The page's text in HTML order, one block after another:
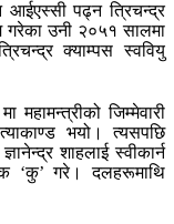
आईएस्सी पढ्न त्रिचन्द्र
गरेका उनी २०५१ सालमा
क्याम्पस स्ववियु
जिम्मेवारी
भयो। त्यसपछि
शाहलाई स्वीकार्न
‘कु’ गरे। दलहरूमाथि